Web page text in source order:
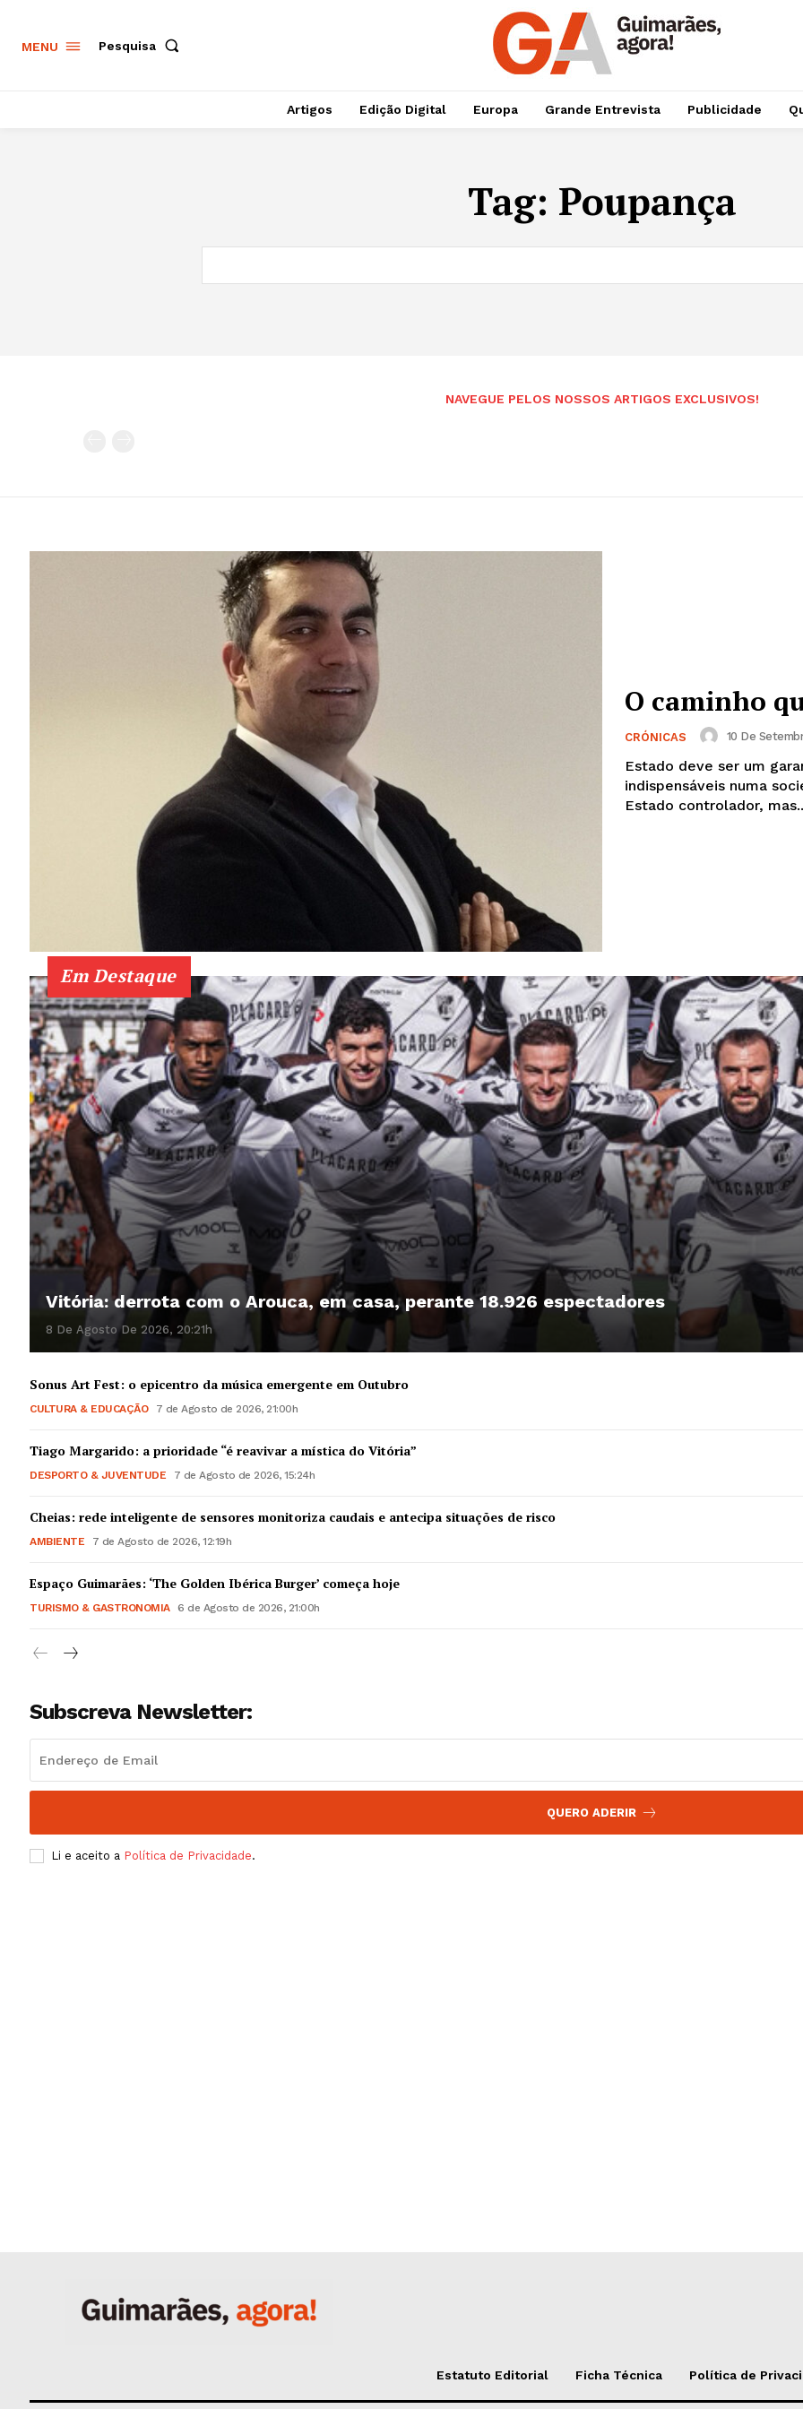
Institucional
Artigos
MENU Pesquisa
Artigos Edição Digital Europa Grande Entrevista Publicidade
Tag: Poupança
NAVEGUE PELOS NOSSOS ARTIGOS EXCLUSIVOS!
O caminho
CRÓNICAS 10 De
Estado deve ser um
indispensáveis numa
Estado controlador,
Em Destaque
Vitória: derrota com o Arouca, em casa, perante 18.926 espectadores
8 De Agosto De 2026, 20:21h
Sonus Art Fest: o epicentro da música emergente em Outubro
CULTURA & EDUCAÇÃO 7 de Agosto de 2026, 21:00h
Tiago Margarido: a prioridade “é reavivar a mística do Vitória”
DESPORTO & JUVENTUDE 7 de Agosto de 2026, 15:24h
Cheias: rede inteligente de sensores monitoriza caudais e antecipa situações de risco
AMBIENTE 7 de Agosto de 2026, 12:19h
Espaço Guimarães: ‘The Golden Ibérica Burger’ começa hoje
TURISMO & GASTRONOMIA 6 de Agosto de 2026, 21:00h
Subscreva Newsletter:
QUERO ADERIR
Li e aceito a Política de Privacidade.
Estatuto Editorial Ficha Técnica Política de